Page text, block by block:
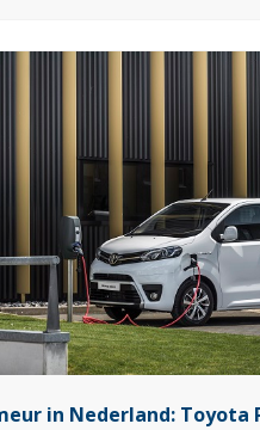
in Nederland: Toyota